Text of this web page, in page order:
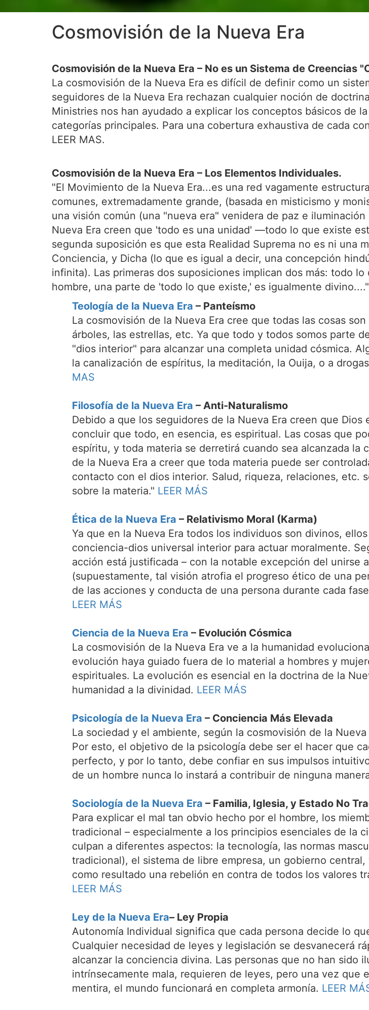
Cosmovisión de la Nueva Era
Cosmovisión de la Nueva Era – No es un Sistema de Creencias
La cosmovisión de la Nueva Era es difícil de definir como un
seguidores de la Nueva Era rechazan cualquier noción de
Ministries nos han ayudado a explicar los conceptos básicos de
categorías principales. Para una cobertura exhaustiva de cada
LEER MAS.
Cosmovisión de la Nueva Era – Los Elementos Individuales.
"El Movimiento de la Nueva Era...es una red vagamente
comunes, extremadamente grande, (basada en misticismo y
una visión común (una "nueva era" venidera de paz e
Nueva Era creen que 'todo es una unidad' —todo lo que existe
segunda suposición es que esta Realidad Suprema no es ni una
Conciencia, y Dicha (lo que es igual a decir, una concepción
infinita). Las primeras dos suposiciones implican dos más: todo
hombre, una parte de 'todo lo que existe,' es igualmente divino...."
Teología de la Nueva Era – Panteísmo
La cosmovisión de la Nueva Era cree que todas las cosas
árboles, las estrellas, etc. Ya que todo y todos somos parte
"dios interior" para alcanzar una completa unidad cósmica.
la canalización de espíritus, la meditación, la Ouija, o a
MAS
Filosofía de la Nueva Era – Anti-Naturalismo
Debido a que los seguidores de la Nueva Era creen que
concluir que todo, en esencia, es espiritual. Las cosas que
espíritu, y toda materia se derretirá cuando sea alcanzada
de la Nueva Era a creer que toda materia puede ser
contacto con el dios interior. Salud, riqueza, relaciones, etc.
sobre la materia." LEER MÁS
Ética de la Nueva Era – Relativismo Moral (Karma)
Ya que en la Nueva Era todos los individuos son divinos,
conciencia-dios universal interior para actuar moralmente.
acción está justificada – con la notable excepción del unirse
(supuestamente, tal visión atrofia el progreso ético de una
de las acciones y conducta de una persona durante cada
LEER MÁS
Ciencia de la Nueva Era – Evolución Cósmica
La cosmovisión de la Nueva Era ve a la humanidad
evolución haya guiado fuera de lo material a hombres y
espirituales. La evolución es esencial en la doctrina de la
humanidad a la divinidad. LEER MÁS
Psicología de la Nueva Era – Conciencia Más Elevada
La sociedad y el ambiente, según la cosmovisión de la
Por esto, el objetivo de la psicología debe ser el hacer que
perfecto, y por lo tanto, debe confiar en sus impulsos
de un hombre nunca lo instará a contribuir de ninguna
Sociología de la Nueva Era – Familia, Iglesia, y Estado No
Para explicar el mal tan obvio hecho por el hombre, los
tradicional – especialmente a los principios esenciales de la
culpan a diferentes aspectos: la tecnología, las normas
tradicional), el sistema de libre empresa, un gobierno
como resultado una rebelión en contra de todos los valores
LEER MÁS
Ley de la Nueva Era– Ley Propia
Autonomía Individual significa que cada persona decide lo
Cualquier necesidad de leyes y legislación se desvanecerá
alcanzar la conciencia divina. Las personas que no han sido
intrínsecamente mala, requieren de leyes, pero una vez que
mentira, el mundo funcionará en completa armonía. LEER